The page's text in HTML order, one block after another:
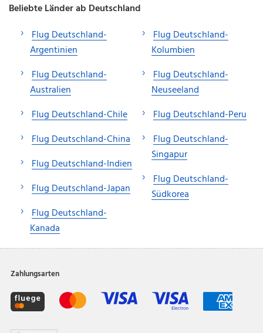
Beliebte Länder ab Deutschland
Flug Deutschland-
Argentinien
Flug Deutschland-
Australien
Flug Deutschland-Chile
Flug Deutschland-China
Flug Deutschland-Indien
Flug Deutschland-Japan
Flug Deutschland-
Kanada
Flug Deutschland-
Kolumbien
Flug Deutschland-
Neuseeland
Flug Deutschland-Peru
Flug Deutschland-
Singapur
Flug Deutschland-
Südkorea